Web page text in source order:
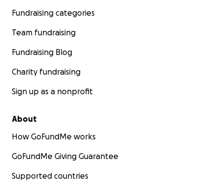
Fundraising categories
Team fundraising
Fundraising Blog
Charity fundraising
Sign up as a nonprofit
About
How GoFundMe works
GoFundMe Giving Guarantee
Supported countries